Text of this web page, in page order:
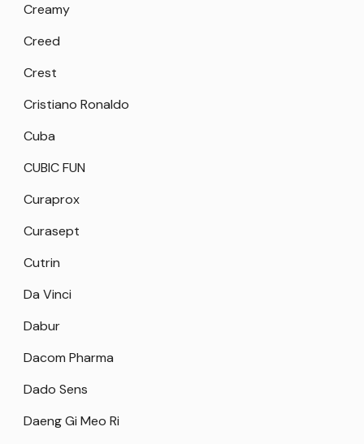
Creamy
Creed
Crest
Cristiano Ronaldo
Cuba
CUBIC FUN
Curaprox
Curasept
Cutrin
Da Vinci
Dabur
Dacom Pharma
Dado Sens
Daeng Gi Meo Ri